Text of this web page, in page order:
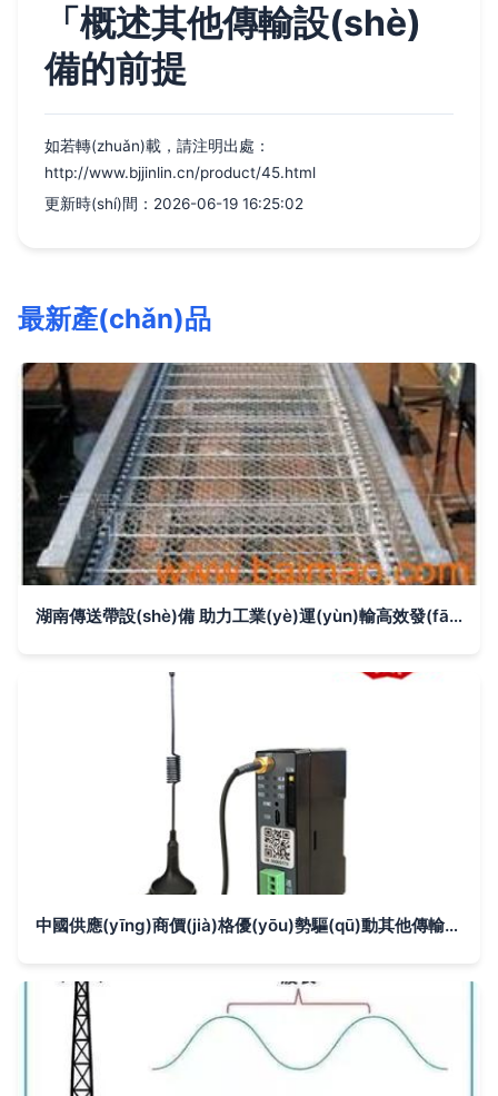
「概述其他傳輸設(shè)
備的前提
如若轉(zhuǎn)載，請注明出處：
http://www.bjjinlin.cn/product/45.html
更新時(shí)間：2026-06-19 16:25:02
最新產(chǎn)品
湖南傳送帶設(shè)備 助力工業(yè)運(yùn)輸高效發(fā)展的核心動力
中國供應(yīng)商價(jià)格優(yōu)勢驅(qū)動其他傳輸設(shè)備市場多元化發(fā)展